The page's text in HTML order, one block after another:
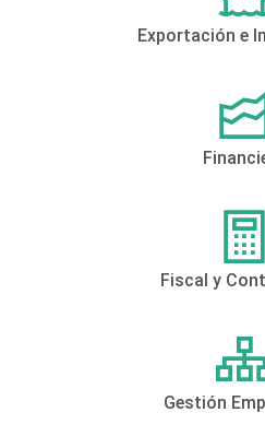
Exportación e
Fiscal y
Gestión